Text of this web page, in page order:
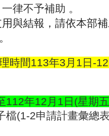
一律不予補助 。
用與結報，請依本部
時間113年3月1日-
112年12月1日(星期
檔(1-2申請計畫彙總